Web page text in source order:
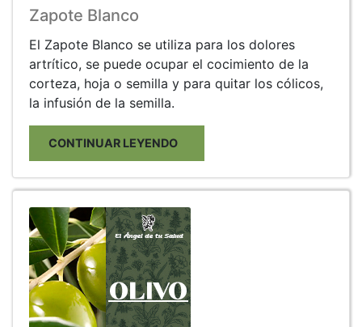
Zapote Blanco
El Zapote Blanco se utiliza para los dolores
artrítico, se puede ocupar el cocimiento de la
corteza, hoja o semilla y para quitar los cólicos,
la infusión de la semilla.
CONTINUAR LEYENDO